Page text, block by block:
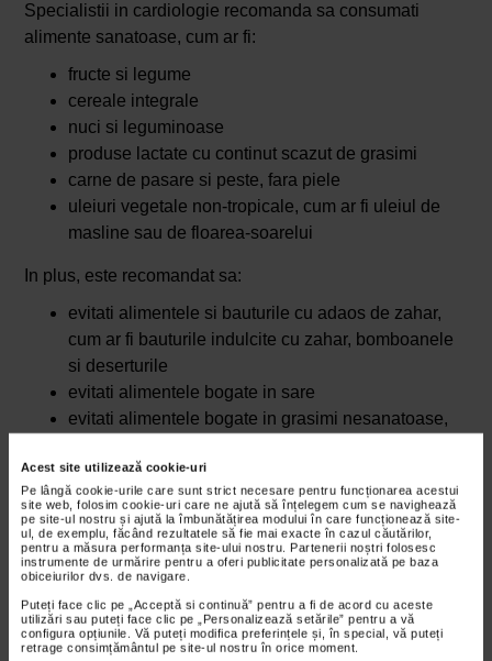
Acest site utilizează cookie-uri
Pe lângă cookie-urile care sunt strict necesare pentru funcționarea acestui
site web, folosim cookie-uri care ne ajută să înțelegem cum se navighează
pe site-ul nostru și ajută la îmbunătățirea modului în care funcționează site-
ul, de exemplu, făcând rezultatele să fie mai exacte în cazul căutărilor,
pentru a măsura performanța site-ului nostru. Partenerii noștri folosesc
instrumente de urmărire pentru a oferi publicitate personalizată pe baza
obiceiurilor dvs. de navigare.
Puteți face clic pe „Acceptă si continuă” pentru a fi de acord cu aceste
utilizări sau puteți face clic pe „Personalizează setările” pentru a vă
configura opțiunile. Vă puteți modifica preferințele și, în special, vă puteți
retrage consimțământul pe site-ul nostru în orice moment.
Specialistii in cardiologie recomanda sa consumati
alimente sanatoase, cum ar fi:
fructe si legume
cereale integrale
nuci si leguminoase
produse lactate cu continut scazut de grasimi
carne de pasare si peste, fara piele
uleiuri vegetale non-tropicale, cum ar fi uleiul de
masline sau de floarea-soarelui
In plus, este recomandat sa:
evitati alimentele si bauturile cu adaos de zahar,
cum ar fi bauturile indulcite cu zahar, bomboanele
si deserturile
evitati alimentele bogate in sare
evitati alimentele bogate in grasimi nesanatoase,